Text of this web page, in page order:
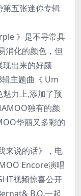
五张迷你专辑
》是不寻常具
消化的颜色，但
出来的好颜
主题曲《 Um
力上,添加了预
独有的颜
华丽又多彩的
来说的话》，电
Encore演唱
视频惊喜公开
B.O.一起